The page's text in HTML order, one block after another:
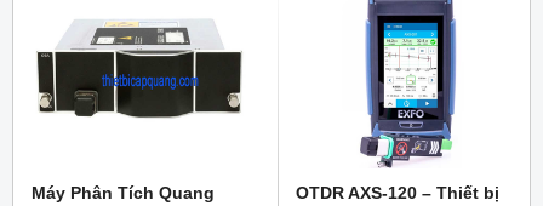
Máy Phân Tích Quang
OTDR AXS-120 – Thiết bị